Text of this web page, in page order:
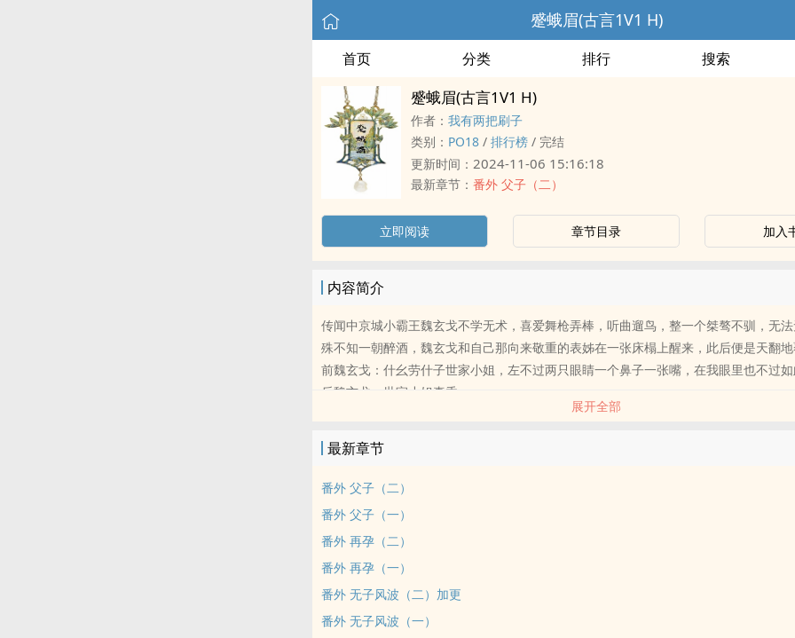
蹙蛾眉(古言1V1 H)
首页 分类 排行 搜索
蹙蛾眉(古言1V1 H)
作者： 我有两把刷子
类别： PO18 / 排行榜 / 完结
更新时间： 2024-11-06 15:16:18
最新章节： 番外 父子（二）
立即阅读 章节目录 加入
内容简介
传闻中京城小霸王魏玄戈不学无术，喜爱舞枪弄棒，听曲遛鸟，整一个桀骜不驯，无法
殊不知一朝醉酒，魏玄戈和自己那向来敬重的表姊在一张床榻上醒来，此后便是天翻地
前魏玄戈：什幺劳什子世家小姐，左不过两只眼睛一个鼻子一张嘴，在我眼里也不过
后魏玄戈：世家小姐真香
sc 洁党入
点击加入书柜可收藏 点击我要评分可投珠（每天两颗免费的猪猪哦）
剧情为主肉为辅，坚持日更，不坑，入股不亏。
微博：@我有两把brushes 会发更文通知和一些题外话 欢迎来踹
爱发电APP同名 同步更新 欢迎投喂
之前的文：《望月之舒》 现代校园 武力值max沙雕美女VS腹黑闷骚男神 /books/
开或者点开作者专栏即可找到
展开全部
最新章节
番外 父子（二）
番外 父子（一）
番外 再孕（二）
番外 再孕（一）
番外 无子风波（二）加更
番外 无子风波（一）